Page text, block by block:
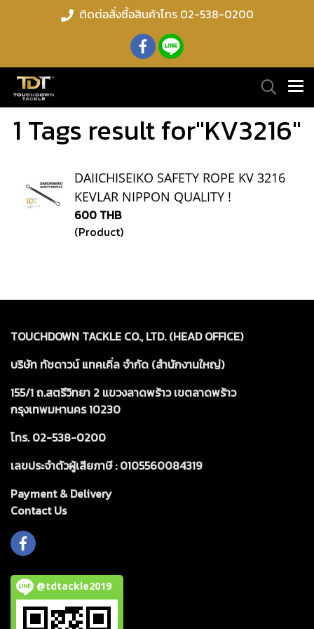
ติดต่อสั่งซื้อสินค้าโทร 02-538-0200
1 Tags result for"KV3216"
DAIICHISEIKO SAFETY ROPE KV 3216
KEVLAR NIPPON QUALITY !
600 THB
(Product)
TOUCHDOWN TACKLE CO., LTD. (HEAD OFFICE)
บริษัท ทัชดาวน์ แทคเคิ่ล จำกัด (สำนักงานใหญ่)
155/1 ถ.สตรีวิทยา 2 แขวงลาดพร้าว เขตลาดพร้าว
กรุงเทพมหานคร 10230
โทร. 02-538-0200
เลขประจำตัวผู้เสียภาษี : 0105560084319
Payment & Delivery
Contact Us
@tdtackle2019